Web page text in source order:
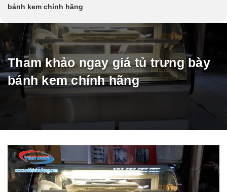
bánh kem chính hãng
Tham khảo ngay giá tủ trưng bày
bánh kem chính hãng
MÁY SẤY THỰC PHẨM CÔNG NGHIỆP
CẨM NANG
THIẾT BỊ NHÀ BẾP
MÁY CHẾ BIẾN THỰC PHẨM
MÁY CHẾ BIẾN NÔNG SẢN